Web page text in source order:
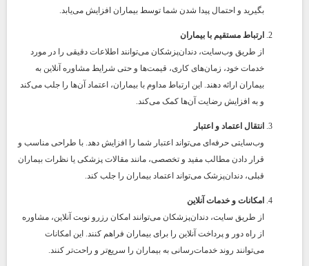
بگیرید و احتمال پیدا شدن شما توسط بیماران افزایش می‌یابد.
ارتباط مستقیم با بیماران
از طریق وب‌سایت، دندان‌پزشکان می‌توانند اطلاعات دقیقی را در مورد
خدمات خود، زمان‌های کاری، قیمت‌ها و حتی شرایط مشاوره آنلاین به
بیماران ارائه دهند. این ارتباط مداوم با بیماران، اعتماد آن‌ها را جلب می‌کند
و به افزایش رضایت آن‌ها کمک می‌کند.
انتقال اعتماد و اعتبار
وب‌سایتی حرفه‌ای می‌تواند اعتبار شما را افزایش دهد. با طراحی مناسب و
قرار دادن مطالب مفید و تخصصی، مانند مقالات پزشکی یا نظرات بیماران
قبلی، دندان‌پزشک می‌تواند اعتماد بیماران را جلب کند.
امکانات و خدمات آنلاین
از طریق سایت، دندان‌پزشکان می‌توانند امکان رزرو نوبت آنلاین، مشاوره
از راه دور و پرداخت آنلاین را برای بیماران فراهم کنند. این امکانات
می‌توانند روند خدمات‌رسانی به بیماران را سریع‌تر و راحت‌تر کنند.